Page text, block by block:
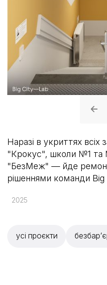
Наразі в укриттях всіх
"Крокус", школи №1 та
"БезМеж" — йде
рішеннями команди Big
2025
усі проєкти